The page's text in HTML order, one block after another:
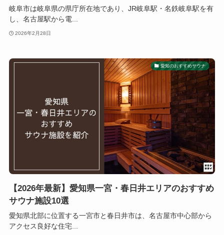
岐阜市は岐阜県の県庁所在地であり、JR岐阜駅・名鉄岐阜駅を有
し、名古屋駅から電...
2026年2月28日
愛知のおすすめサウナ
【2026年最新】愛知県一宮・春日井エリアのおすすめ
サウナ施設10選
愛知県北部に位置する一宮市と春日井市は、名古屋市中心部から
アクセス良好な住宅...